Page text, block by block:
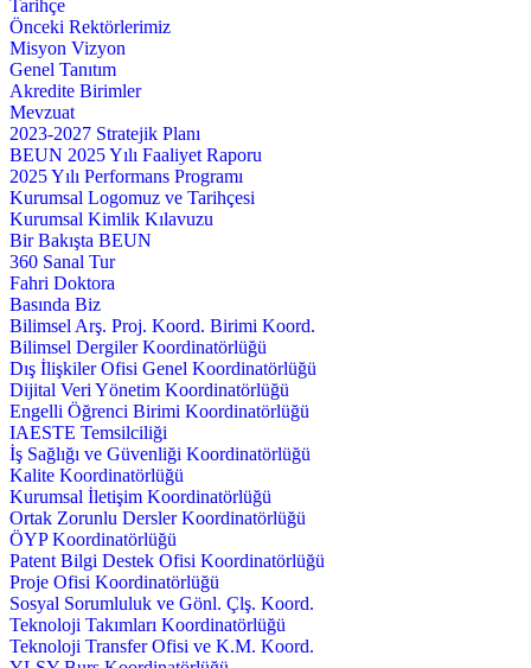
Tarihçe
Önceki Rektörlerimiz
Misyon Vizyon
Genel Tanıtım
Akredite Birimler
Mevzuat
2023-2027 Stratejik Planı
BEUN 2025 Yılı Faaliyet Raporu
2025 Yılı Performans Programı
Kurumsal Logomuz ve Tarihçesi
Kurumsal Kimlik Kılavuzu
Bir Bakışta BEUN
360 Sanal Tur
Fahri Doktora
Basında Biz
Bilimsel Arş. Proj. Koord. Birimi Koord.
Bilimsel Dergiler Koordinatörlüğü
Dış İlişkiler Ofisi Genel Koordinatörlüğü
Dijital Veri Yönetim Koordinatörlüğü
Engelli Öğrenci Birimi Koordinatörlüğü
IAESTE Temsilciliği
İş Sağlığı ve Güvenliği Koordinatörlüğü
Kalite Koordinatörlüğü
Kurumsal İletişim Koordinatörlüğü
Ortak Zorunlu Dersler Koordinatörlüğü
ÖYP Koordinatörlüğü
Patent Bilgi Destek Ofisi Koordinatörlüğü
Proje Ofisi Koordinatörlüğü
Sosyal Sorumluluk ve Gönl. Çlş. Koord.
Teknoloji Takımları Koordinatörlüğü
Teknoloji Transfer Ofisi ve K.M. Koord.